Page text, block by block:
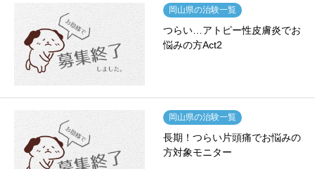
岡山県の治験一覧
つらい…アトピー性皮膚炎でお
悩みの方Act2
岡山県の治験一覧
長期！つらい片頭痛でお悩みの
方対象モニター